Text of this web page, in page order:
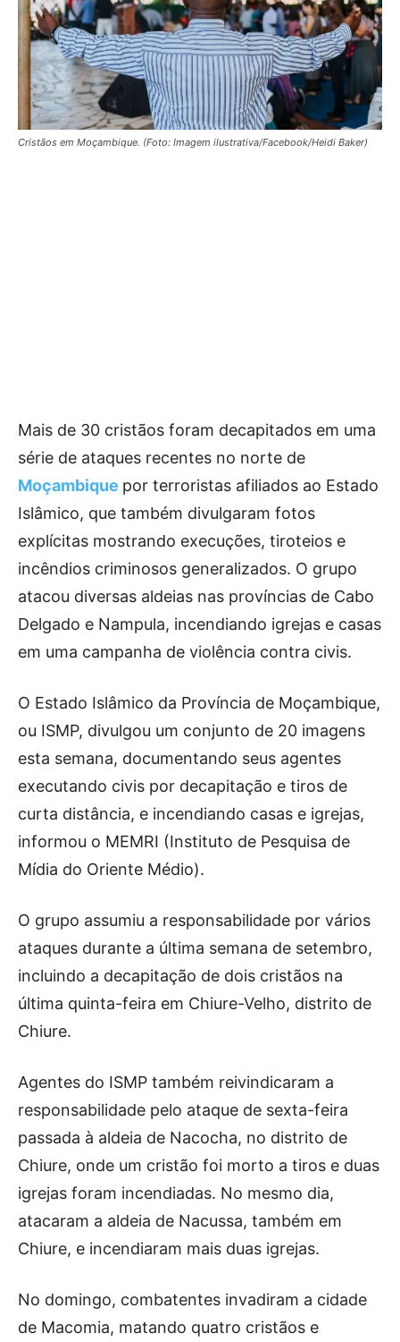
Cristãos em Moçambique. (Foto: Imagem ilustrativa/Facebook/Heidi Baker)
Mais de 30 cristãos foram decapitados em uma
série de ataques recentes no norte de
Moçambique por terroristas afiliados ao Estado
Islâmico, que também divulgaram fotos
explícitas mostrando execuções, tiroteios e
incêndios criminosos generalizados. O grupo
atacou diversas aldeias nas províncias de Cabo
Delgado e Nampula, incendiando igrejas e casas
em uma campanha de violência contra civis.
O Estado Islâmico da Província de Moçambique,
ou ISMP, divulgou um conjunto de 20 imagens
esta semana, documentando seus agentes
executando civis por decapitação e tiros de
curta distância, e incendiando casas e igrejas,
informou o MEMRI (Instituto de Pesquisa de
Mídia do Oriente Médio).
O grupo assumiu a responsabilidade por vários
ataques durante a última semana de setembro,
incluindo a decapitação de dois cristãos na
última quinta-feira em Chiure-Velho, distrito de
Chiure.
Agentes do ISMP também reivindicaram a
responsabilidade pelo ataque de sexta-feira
passada à aldeia de Nacocha, no distrito de
Chiure, onde um cristão foi morto a tiros e duas
igrejas foram incendiadas. No mesmo dia,
atacaram a aldeia de Nacussa, também em
Chiure, e incendiaram mais duas igrejas.
No domingo, combatentes invadiram a cidade
de Macomia, matando quatro cristãos e